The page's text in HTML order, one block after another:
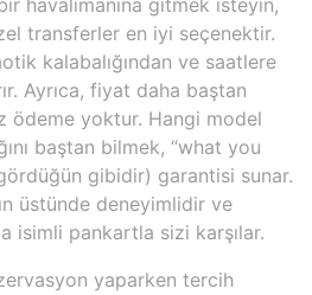
havalimanına gitmek isteyin,
transferler en iyi seçenektir.
kalabalığından ve saatlere
Ayrıca, fiyat daha baştan
ödeme yoktur. Hangi model
baştan bilmek, “what you
gibidir) garantisi sunar.
üstünde deneyimlidir ve
isimli pankartla sizi karşılar.
yaparken tercih